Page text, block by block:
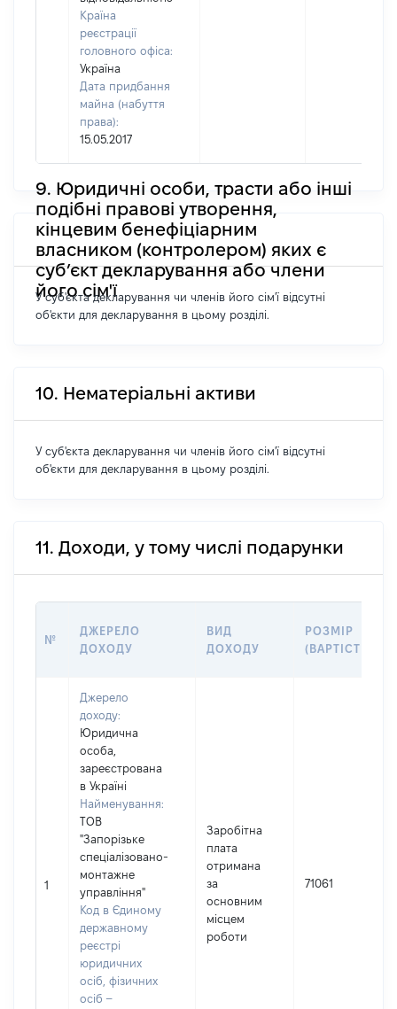
Країна
реєстрації
головного офіса:
Україна
Дата придбання
майна (набуття
права):
15.05.2017
9. Юридичні особи, трасти або інші
подібні правові утворення,
кінцевим бенефіціарним
власником (контролером) яких є
суб’єкт декларування або члени
його сім'ї
У суб'єкта декларування чи членів його сім'ї відсутні
об'єкти для декларування в цьому розділі.
10. Нематеріальні активи
У суб'єкта декларування чи членів його сім'ї відсутні
об'єкти для декларування в цьому розділі.
11. Доходи, у тому числі подарунки
№
ДЖЕРЕЛО
ДОХОДУ
ВИД
ДОХОДУ
РОЗМІР
(ВАРТІСТЬ)
1
Джерело
доходу:
Юридична
особа,
зареєстрована
в Україні
Найменування:
ТОВ
"Запорізьке
спеціалізовано-
монтажне
управління"
Код в Єдиному
державному
реєстрі
юридичних
осіб, фізичних
осіб –
Заробітна
плата
отримана
за
основним
місцем
роботи
71061